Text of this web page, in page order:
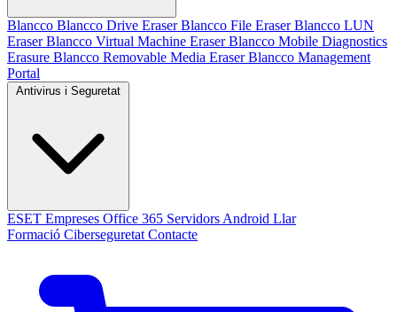
Blancco Blancco Drive EraserBlancco File EraserBlancco LUN
EraserBlancco Virtual Machine EraserBlancco Mobile Diagnostics
Erasure Blancco Removable Media EraserBlancco Management
Portal
ESET Empreses Office 365 Servidors Android Llar
Formació Ciberseguretat Contacte